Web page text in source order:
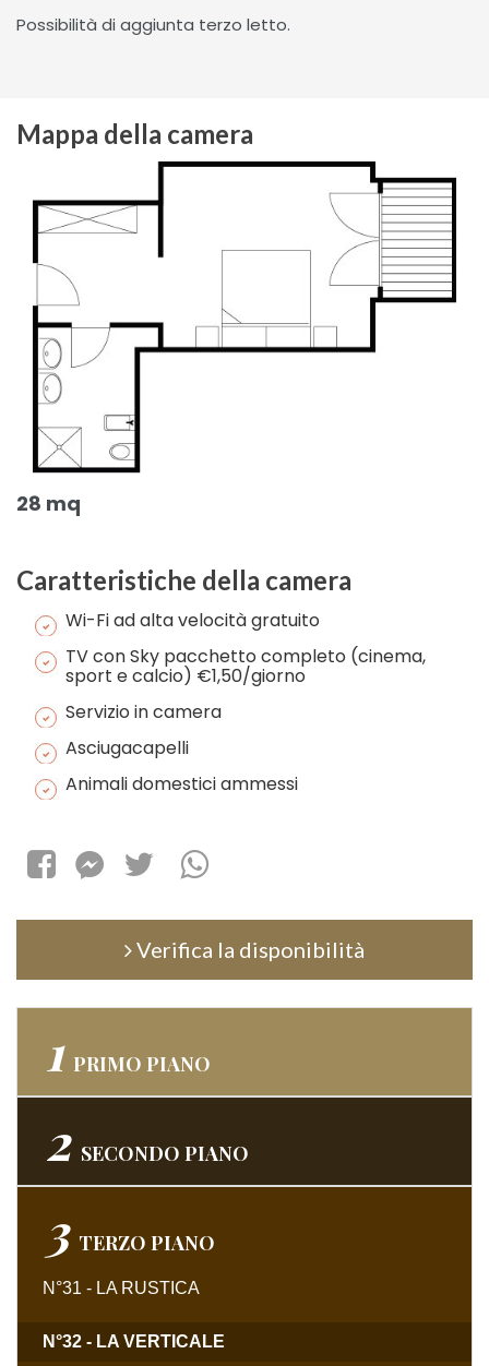
Possibilità di aggiunta terzo letto.
Mappa della camera
28 mq
Caratteristiche della camera
Wi-Fi ad alta velocità gratuito
TV con Sky pacchetto completo (cinema,
sport e calcio) €1,50/giorno
Servizio in camera
Asciugacapelli
Animali domestici ammessi
Verifica la disponibilità
1 PRIMO PIANO
2 SECONDO PIANO
3 TERZO PIANO
N°31 - LA RUSTICA
N°32 - LA VERTICALE